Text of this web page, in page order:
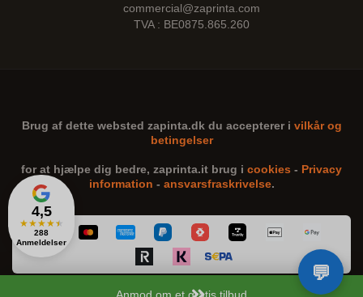
4,5
★★★★★
288
Anmeldelser
commercial@zaprinta.com
TVA : BE0875.865.260
Brug af dette websted zapinta.dk du accepterer i vilkår og
betingelser
for at hjælpe dig bedre, zaprinta.it brug i cookies - Privacy
information - ansvarsfraskrivelse.